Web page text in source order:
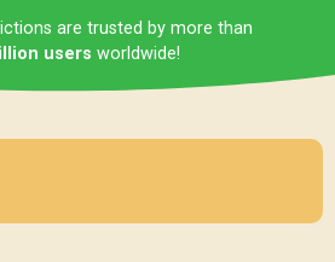
are trusted by more than
users worldwide!